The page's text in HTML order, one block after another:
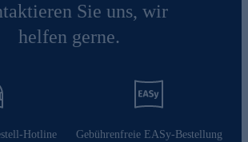
Sie uns, wir
helfen gerne.
Hotline Gebührenfreie EASy-Bestellung